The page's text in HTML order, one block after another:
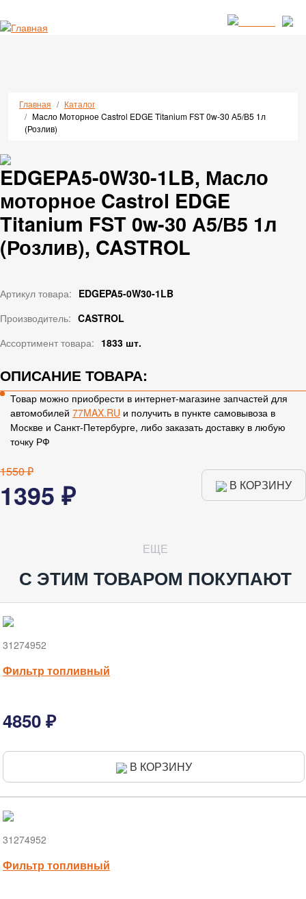
Строка навигации
Главная
Каталог
Масло Моторное Castrol EDGE Titanium FST 0w-30 А5/В5 1л
(Розлив)
EDGEPA5-0W30-1LB, Масло
моторное Castrol EDGE
Titanium FST 0w-30 А5/В5 1л
(Розлив), CASTROL
Артикул товара: EDGEPA5-0W30-1LB
Производитель: CASTROL
Ассортимент товара: 1833 шт.
ОПИСАНИЕ ТОВАРА:
Товар можно приобрести в интернет-магазине запчастей для
автомобилей 77MAX.RU и получить в пункте самовывоза в
Москве и Санкт-Петербурге, либо заказать доставку в любую
точку РФ
1550 ₽
1395 ₽ В КОРЗИНУ
ЕЩЕ
С ЭТИМ ТОВАРОМ ПОКУПАЮТ
31274952
Фильтр топливный
4850 ₽
В КОРЗИНУ
31274952
Фильтр топливный